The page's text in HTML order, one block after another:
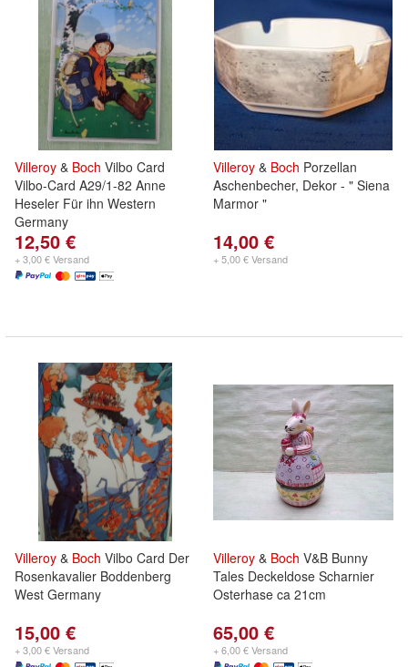
Villeroy & Boch Vilbo Card
Vilbo-Card A29/1-82 Anne
Heseler Für ihn Western
Germany
12,50 €
+ 3,00 € Versand
Villeroy & Boch Porzellan
Aschenbecher, Dekor - " Siena
Marmor "
14,00 €
+ 5,00 € Versand
Villeroy & Boch Vilbo Card Der
Rosenkavalier Boddenberg
West Germany
15,00 €
+ 3,00 € Versand
Villeroy & Boch V&B Bunny
Tales Deckeldose Scharnier
Osterhase ca 21cm
65,00 €
+ 6,00 € Versand